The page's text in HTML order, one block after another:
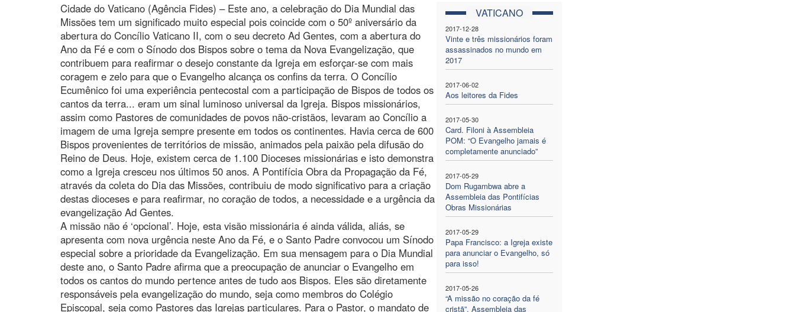
VATICANO
2017-12-28
Vinte e três missionários foram
assassinados no mundo em
2017
2017-06-02
Aos leitores da Fides
2017-05-30
Card. Filoni à Assembleia
POM: “O Evangelho jamais é
completamente anunciado”
2017-05-29
Dom Rugambwa abre a
Assembleia das Pontifícias
Obras Missionárias
2017-05-29
Papa Francisco: a Igreja existe
para anunciar o Evangelho, só
para isso!
2017-05-26
“A missão no coração da fé
cristã”. Assembleia das
Cidade do Vaticano (Agência Fides) – Este ano, a celebração do Dia Mundial das
Missões tem um significado muito especial pois coincide com o 50º aniversário da
abertura do Concílio Vaticano II, com o seu decreto Ad Gentes, com a abertura do
Ano da Fé e com o Sínodo dos Bispos sobre o tema da Nova Evangelização, que
contribuem para reafirmar o desejo constante da Igreja em esforçar-se com mais
coragem e zelo para que o Evangelho alcança os confins da terra. O Concílio
Ecumênico foi uma experiência pentecostal com a participação de Bispos de todos os
cantos da terra... eram um sinal luminoso universal da Igreja. Bispos missionários,
assim como Pastores de comunidades de povos não-cristãos, levaram ao Concílio a
imagem de uma Igreja sempre presente em todos os continentes. Havia cerca de 600
Bispos provenientes de territórios de missão, animados pela paixão pela difusão do
Reino de Deus. Hoje, existem cerca de 1.100 Dioceses missionárias e isto demonstra
como a Igreja cresceu nos últimos 50 anos. A Pontifícia Obra da Propagação da Fé,
através da coleta do Dia das Missões, contribuiu de modo significativo para a criação
destas dioceses e para reafirmar, no coração de todos, a necessidade e a urgência da
evangelização Ad Gentes.
A missão não é ‘opcional’. Hoje, esta visão missionária é ainda válida, aliás, se
apresenta com nova urgência neste Ano da Fé, e o Santo Padre convocou um Sínodo
especial sobre a prioridade da Evangelização. Em sua mensagem para o Dia Mundial
deste ano, o Santo Padre afirma que a preocupação de anunciar o Evangelho em
todos os cantos do mundo pertence antes de tudo aos Bispos. Eles são diretamente
responsáveis pela evangelização do mundo, seja como membros do Colégio
Episcopal, seja como Pastores das Igrejas particulares. Para o Pastor, o mandato de